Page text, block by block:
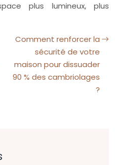
plus lumineux, plus
Comment renforcer la
sécurité de votre
maison pour dissuader
90 % des cambriolages
?